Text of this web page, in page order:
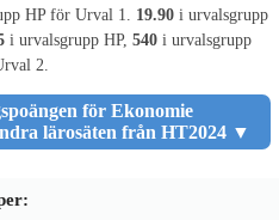
HP för Urval 1. 19.90 i urvalsgrupp
i urvalsgrupp HP, 540 i urvalsgrupp
2.
för Ekonomie
lärosäten från HT2024▼